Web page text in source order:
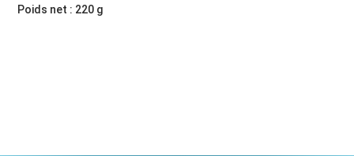
Poids net : 220 g